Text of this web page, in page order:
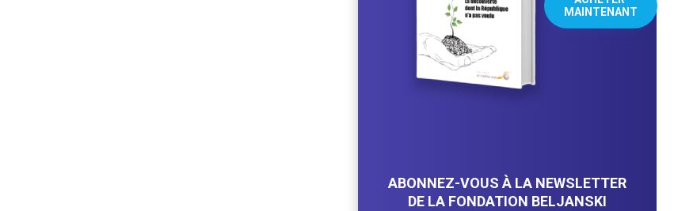
MAINTENANT
ABONNEZ-VOUS À LA NEWSLETTER
DE LA FONDATION BELJANSKI